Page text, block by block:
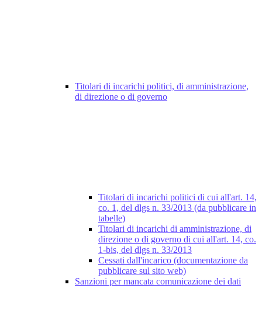
Titolari di incarichi politici, di amministrazione,
di direzione o di governo
Titolari di incarichi politici di cui all'art. 14,
co. 1, del dlgs n. 33/2013 (da pubblicare in
tabelle)
Titolari di incarichi di amministrazione, di
direzione o di governo di cui all'art. 14, co.
1-bis, del dlgs n. 33/2013
Cessati dall'incarico (documentazione da
pubblicare sul sito web)
Sanzioni per mancata comunicazione dei dati